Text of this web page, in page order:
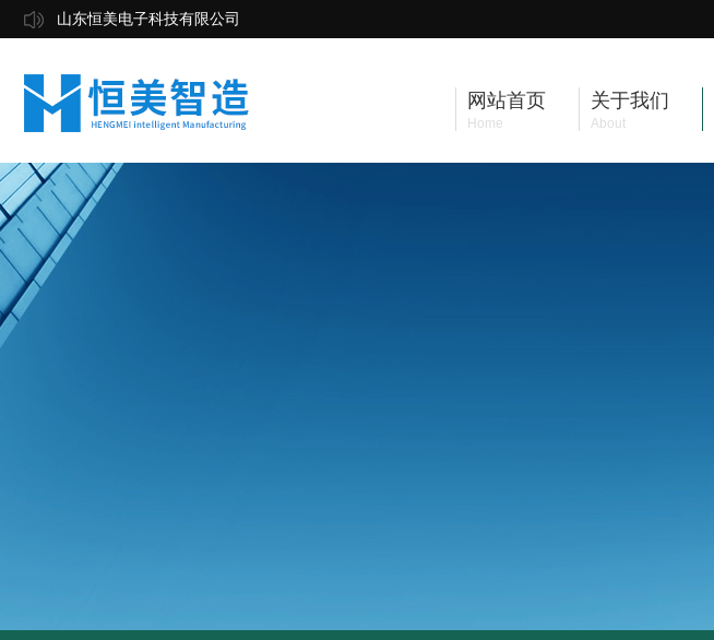
山东恒美电子科技有限公司
网站首页
Home
关于我们
About